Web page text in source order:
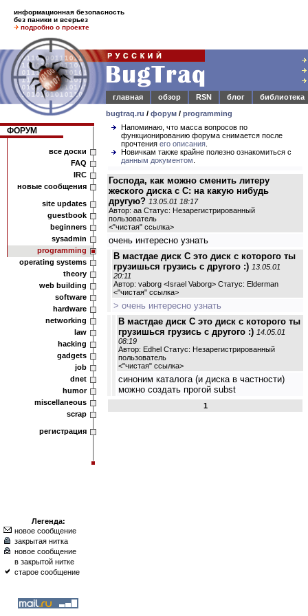
информационная безопасность
без паники и всерьез
подробно о проекте
главная
обзор RSN блог
библиотека
bugtraq.ru / форум / programming
ФОРУМ
все доски
FAQ
IRC
новые сообщения
site updates
guestbook
beginners
sysadmin
programming
operating systems
theory
web building
software
hardware
networking
law
hacking
gadgets
job
dnet
humor
miscellaneous
scrap
регистрация
Легенда:
новое сообщение
закрытая нитка
новое сообщение
в закрытой нитке
старое сообщение
Напоминаю, что масса вопросов по
функционированию форума снимается после
прочтения его описания
Новичкам также крайне полезно ознакомиться с
данным документом
Господа, как можно сменить литеру
жеского диска с С: на какую нибудь
другую? 13.05.01 18:17
Автор: аа Статус: Незарегистрированный
пользователь
<"чистая" ссылка>
очень интересно узнать
В мастдае диск С это диск с которого ты
грузишься грузись с другого :) 13.05.01
20:11
Автор: vaborg <Israel Vaborg> Статус: Elderman
<"чистая" ссылка>
> очень интересно узнать
В мастдае диск С это диск с которого ты
грузишься грузись с другого :) 14.05.01
08:19
Автор: Edhel Статус: Незарегистрированный
пользователь
<"чистая" ссылка>
cиноним каталога (и диска в частности)
можно создать прогой subst
1